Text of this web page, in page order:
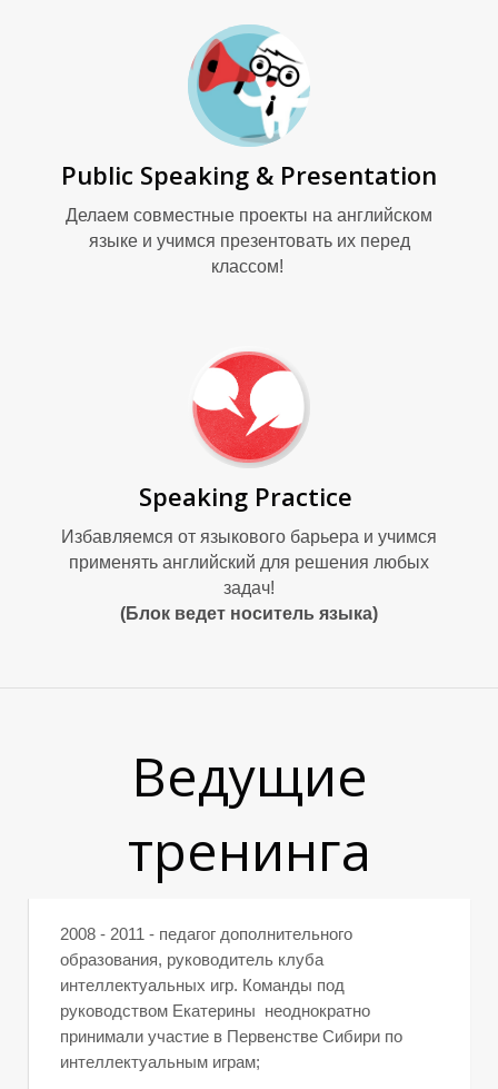
У
Щ
И
Е
Public Speaking & Presentation
Делаем совместные проекты на английском
языке и учимся презентовать их перед
классом!
Speaking Practice
Избавляемся от языкового барьера и учимся
применять английский для решения любых
задач!
(Блок ведет носитель языка)
Ведущие
тренинга
2008 - 2011 - педагог дополнительного
образования, руководитель клуба
интеллектуальных игр. Команды под
руководством Екатерины неоднократно
принимали участие в Первенстве Сибири по
интеллектуальным играм;